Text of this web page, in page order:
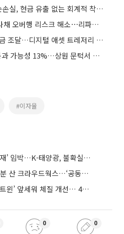
비트맥스 “작년 대규모 순손실, 현금 유출 없는 회계적 착시”
NH투자 "SK리츠, 전환사채 오버행 리스크 해소⋯리파이낸싱 수혜 기대"
넥써쓰, 133억원 규모 자금 조달…디지털 애셋 트레저리 전략 강화
美 클래리티 법안 연내 통과 가능성 13%…상원 문턱서 제동
#이자율
美 ‘232조 하이브리드 제재’ 임박…K-태양광, 불확실성 털고 날개 다나
자기자본 70% 철강사 지분 산 크라우드웍스…‘공동경영’으로 AI 시너지 낼까
E8, ‘온톨로지 AI·디지털 트윈’ 앞세워 체질 개선… 4분기 흑자전환 총력
0 0